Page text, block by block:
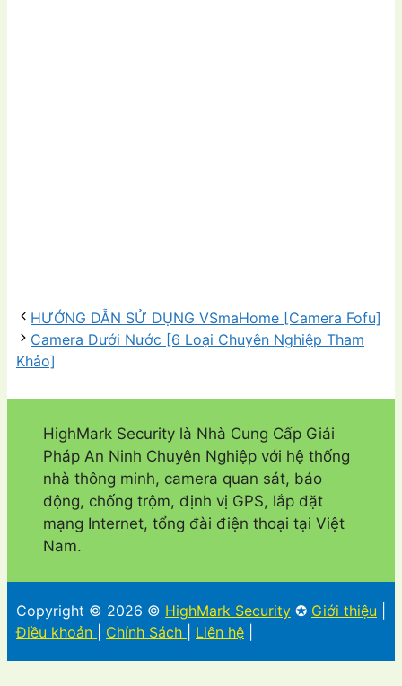
HƯỚNG DẪN SỬ DỤNG VSmaHome [Camera Fofu]
Camera Dưới Nước [6 Loại Chuyên Nghiệp Tham
Khảo]
HighMark Security là Nhà Cung Cấp Giải
Pháp An Ninh Chuyên Nghiệp với hệ thống
nhà thông minh, camera quan sát, báo
động, chống trộm, định vị GPS, lắp đặt
mạng Internet, tổng đài điện thoại tại Việt
Nam.
Copyright © 2026 © HighMark Security ✪ Giới thiệu
Điều khoản
Chính Sách Liên hệ